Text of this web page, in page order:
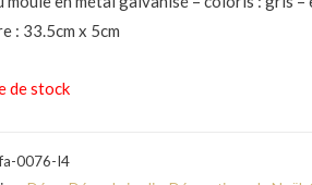
: 33.5cm x 5cm
de stock
0076-I4